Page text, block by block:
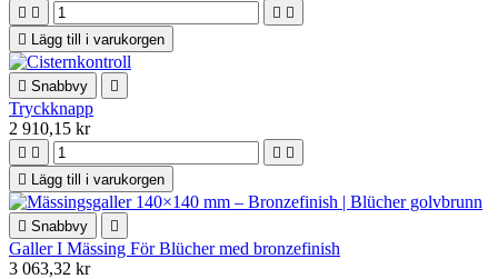
   
 Lägg till i varukorgen
 Snabbvy 
Tryckknapp
2 910,15 kr
   
 Lägg till i varukorgen
 Snabbvy 
Galler I Mässing För Blücher med bronzefinish
3 063,32 kr